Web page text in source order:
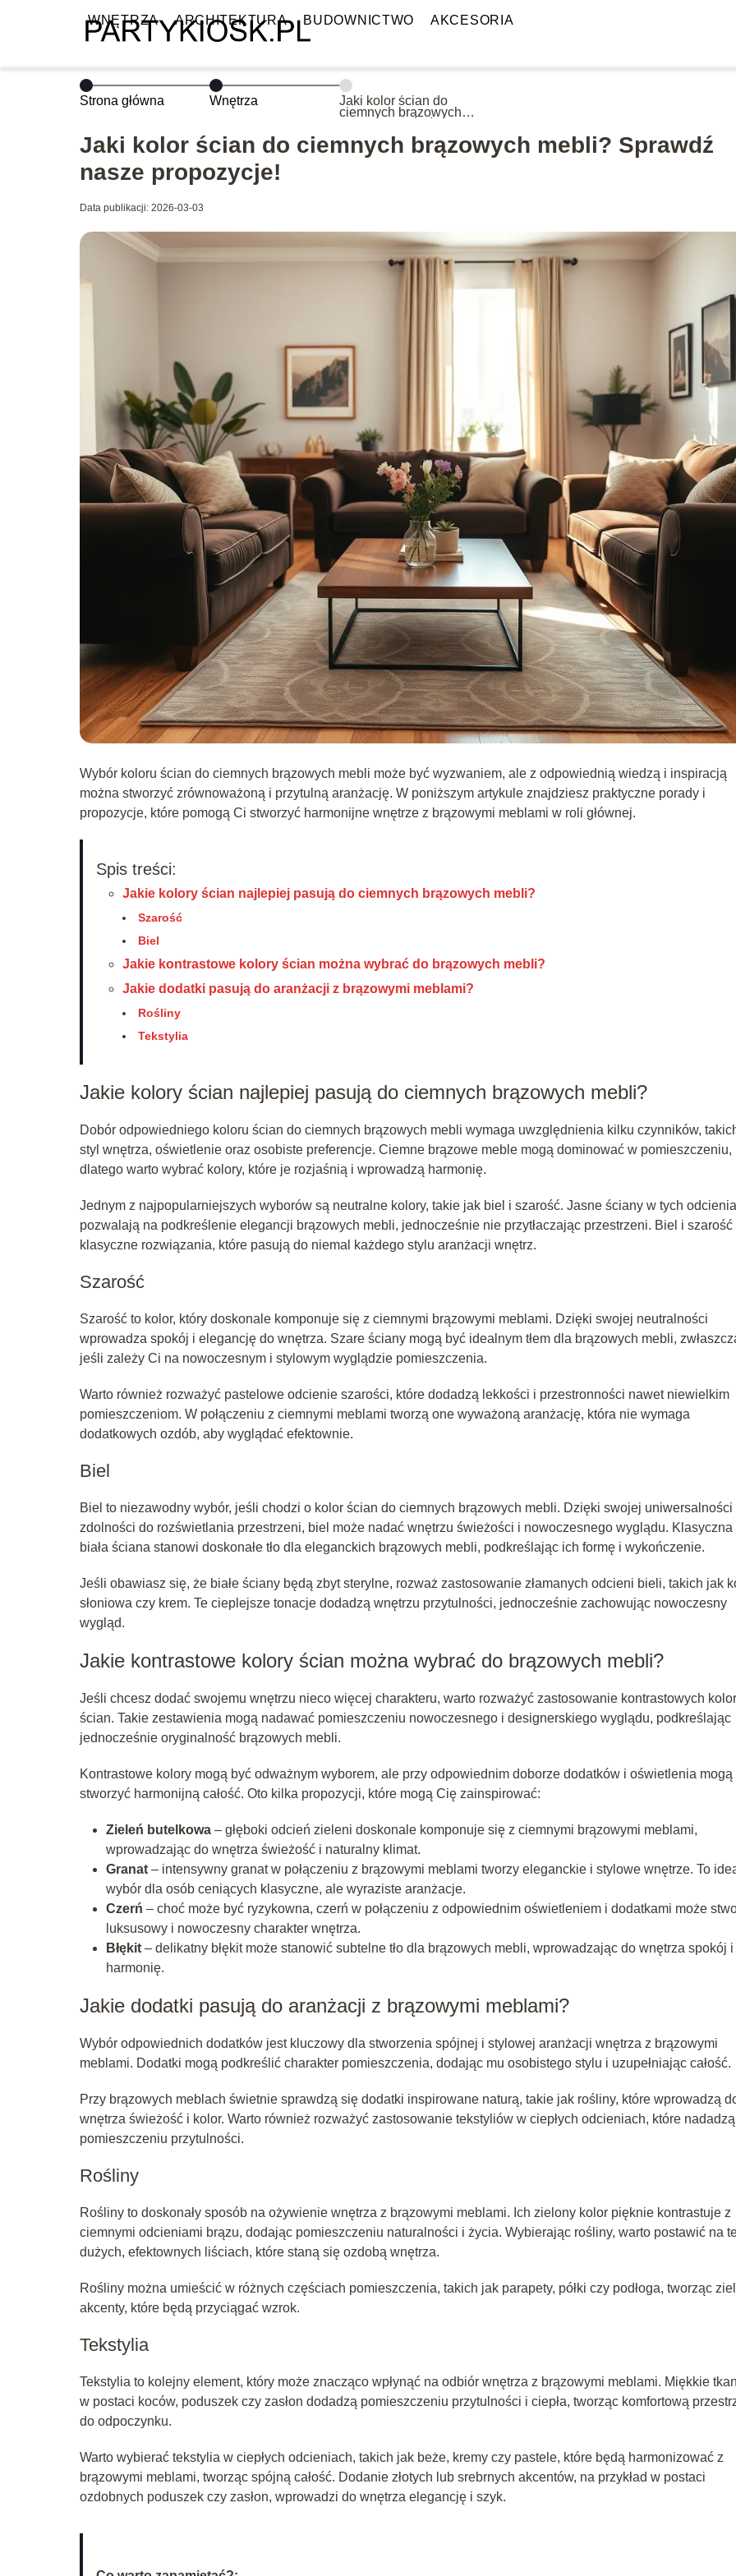
WNĘTRZA ARCHITEKTURA BUDOWNICTWO AKCESORIA
Strona główna Wnętrza
Jaki kolor ścian do
ciemnych brązowych
propozycje!
Jaki kolor ścian do ciemnych brązowych mebli? Sprawdź
nasze propozycje!
Data publikacji: 2026-03-03
Wybór koloru ścian do ciemnych brązowych mebli może być wyzwaniem, ale z odpowiednią wiedzą i inspiracją
można stworzyć zrównoważoną i przytulną aranżację. W poniższym artykule znajdziesz praktyczne porady i
propozycje, które pomogą Ci stworzyć harmonijne wnętrze z brązowymi meblami w roli głównej.
Spis treści:
Jakie kolory ścian najlepiej pasują do ciemnych brązowych mebli?
Szarość
Biel
Jakie kontrastowe kolory ścian można wybrać do brązowych mebli?
Jakie dodatki pasują do aranżacji z brązowymi meblami?
Rośliny
Tekstylia
Jakie kolory ścian najlepiej pasują do ciemnych brązowych mebli?
Dobór odpowiedniego koloru ścian do ciemnych brązowych mebli wymaga uwzględnienia kilku czynników,
styl wnętrza, oświetlenie oraz osobiste preferencje. Ciemne brązowe meble mogą dominować w pomieszczeniu,
dlatego warto wybrać kolory, które je rozjaśnią i wprowadzą harmonię.
Jednym z najpopularniejszych wyborów są neutralne kolory, takie jak biel i szarość. Jasne ściany w tych
pozwalają na podkreślenie elegancji brązowych mebli, jednocześnie nie przytłaczając przestrzeni. Biel i szarość
klasyczne rozwiązania, które pasują do niemal każdego stylu aranżacji wnętrz.
Szarość
Szarość to kolor, który doskonale komponuje się z ciemnymi brązowymi meblami. Dzięki swojej neutralności
wprowadza spokój i elegancję do wnętrza. Szare ściany mogą być idealnym tłem dla brązowych mebli,
jeśli zależy Ci na nowoczesnym i stylowym wyglądzie pomieszczenia.
Warto również rozważyć pastelowe odcienie szarości, które dodadzą lekkości i przestronności nawet niewielkim
pomieszczeniom. W połączeniu z ciemnymi meblami tworzą one wyważoną aranżację, która nie wymaga
dodatkowych ozdób, aby wyglądać efektownie.
Biel
Biel to niezawodny wybór, jeśli chodzi o kolor ścian do ciemnych brązowych mebli. Dzięki swojej uniwersalności
zdolności do rozświetlania przestrzeni, biel może nadać wnętrzu świeżości i nowoczesnego wyglądu. Klasyczna
biała ściana stanowi doskonałe tło dla eleganckich brązowych mebli, podkreślając ich formę i wykończenie.
Jeśli obawiasz się, że białe ściany będą zbyt sterylne, rozważ zastosowanie złamanych odcieni bieli, takich jak
słoniowa czy krem. Te cieplejsze tonacje dodadzą wnętrzu przytulności, jednocześnie zachowując nowoczesny
wygląd.
Jakie kontrastowe kolory ścian można wybrać do brązowych mebli?
Jeśli chcesz dodać swojemu wnętrzu nieco więcej charakteru, warto rozważyć zastosowanie kontrastowych
ścian. Takie zestawienia mogą nadawać pomieszczeniu nowoczesnego i designerskiego wyglądu, podkreślając
jednocześnie oryginalność brązowych mebli.
Kontrastowe kolory mogą być odważnym wyborem, ale przy odpowiednim doborze dodatków i oświetlenia mogą
stworzyć harmonijną całość. Oto kilka propozycji, które mogą Cię zainspirować:
Zieleń butelkowa – głęboki odcień zieleni doskonale komponuje się z ciemnymi brązowymi meblami,
wprowadzając do wnętrza świeżość i naturalny klimat.
Granat – intensywny granat w połączeniu z brązowymi meblami tworzy eleganckie i stylowe wnętrze. To
wybór dla osób ceniących klasyczne, ale wyraziste aranżacje.
Czerń – choć może być ryzykowna, czerń w połączeniu z odpowiednim oświetleniem i dodatkami może
luksusowy i nowoczesny charakter wnętrza.
Błękit – delikatny błękit może stanowić subtelne tło dla brązowych mebli, wprowadzając do wnętrza spokój i
harmonię.
Jakie dodatki pasują do aranżacji z brązowymi meblami?
Wybór odpowiednich dodatków jest kluczowy dla stworzenia spójnej i stylowej aranżacji wnętrza z brązowymi
meblami. Dodatki mogą podkreślić charakter pomieszczenia, dodając mu osobistego stylu i uzupełniając całość.
Przy brązowych meblach świetnie sprawdzą się dodatki inspirowane naturą, takie jak rośliny, które wprowadzą
wnętrza świeżość i kolor. Warto również rozważyć zastosowanie tekstyliów w ciepłych odcieniach, które nadadzą
pomieszczeniu przytulności.
Rośliny
Rośliny to doskonały sposób na ożywienie wnętrza z brązowymi meblami. Ich zielony kolor pięknie kontrastuje z
ciemnymi odcieniami brązu, dodając pomieszczeniu naturalności i życia. Wybierając rośliny, warto postawić na
dużych, efektownych liściach, które staną się ozdobą wnętrza.
Rośliny można umieścić w różnych częściach pomieszczenia, takich jak parapety, półki czy podłoga, tworząc
akcenty, które będą przyciągać wzrok.
Tekstylia
Tekstylia to kolejny element, który może znacząco wpłynąć na odbiór wnętrza z brązowymi meblami. Miękkie
w postaci koców, poduszek czy zasłon dodadzą pomieszczeniu przytulności i ciepła, tworząc komfortową
do odpoczynku.
Warto wybierać tekstylia w ciepłych odcieniach, takich jak beże, kremy czy pastele, które będą harmonizować z
brązowymi meblami, tworząc spójną całość. Dodanie złotych lub srebrnych akcentów, na przykład w postaci
ozdobnych poduszek czy zasłon, wprowadzi do wnętrza elegancję i szyk.